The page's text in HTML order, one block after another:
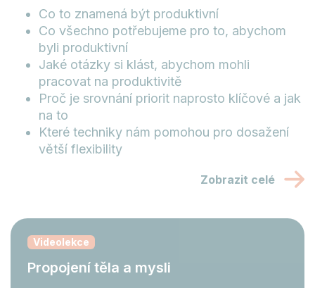
Co to znamená být produktivní
Co všechno potřebujeme pro to, abychom
byli produktivní
Jaké otázky si klást, abychom mohli
pracovat na produktivitě
Proč je srovnání priorit naprosto klíčové a jak
na to
Které techniky nám pomohou pro dosažení
větší flexibility
Zobrazit celé
Videolekce
Propojení těla a mysli